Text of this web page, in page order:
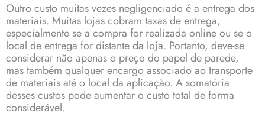
Outro custo muitas vezes negligenciado é a entrega dos
materiais. Muitas lojas cobram taxas de entrega,
especialmente se a compra for realizada online ou se o
local de entrega for distante da loja. Portanto, deve-se
considerar não apenas o preço do papel de parede,
mas também qualquer encargo associado ao transporte
de materiais até o local da aplicação. A somatória
desses custos pode aumentar o custo total de forma
considerável.